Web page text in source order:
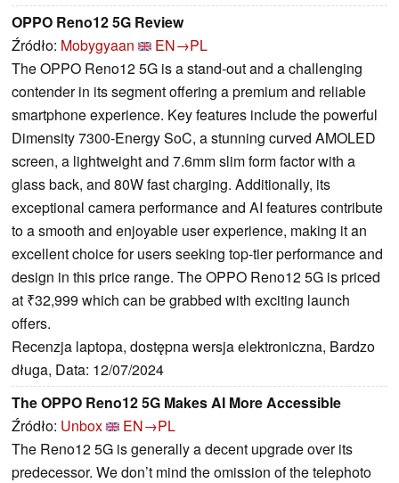
OPPO Reno12 5G Review
Źródło: Mobygyaan
EN→PL
The OPPO Reno12 5G is a stand-out and a challenging
contender in its segment offering a premium and reliable
smartphone experience. Key features include the powerful
Dimensity 7300-Energy SoC, a stunning curved AMOLED
screen, a lightweight and 7.6mm slim form factor with a
glass back, and 80W fast charging. Additionally, its
exceptional camera performance and AI features contribute
to a smooth and enjoyable user experience, making it an
excellent choice for users seeking top-tier performance and
design in this price range. The OPPO Reno12 5G is priced
at ₹32,999 which can be grabbed with exciting launch
offers.
Recenzja laptopa, dostępna wersja elektroniczna, Bardzo
długa, Data: 12/07/2024
The OPPO Reno12 5G Makes AI More Accessible
Źródło: Unbox
EN→PL
The Reno12 5G is generally a decent upgrade over its
predecessor. We don’t mind the omission of the telephoto